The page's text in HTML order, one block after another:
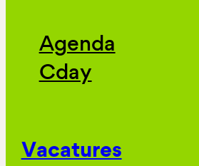
Agenda
Cday
Vacatures